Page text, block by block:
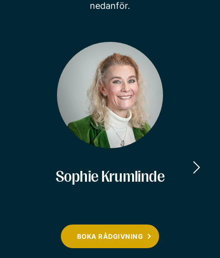
nedanför.
Sophie Krumlinde
BOKA RÅDGIVNING